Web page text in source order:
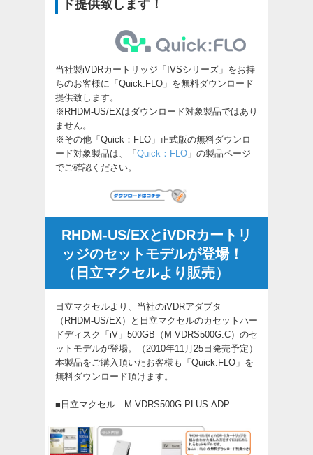
ド提供致します！
当社製iVDRカートリッジ「IVSシリーズ」をお持
ちのお客様に「Quick:FLO」を無料ダウンロード
提供致します。
※RHDM-US/EXはダウンロード対象製品ではあり
ません。
※その他「Quick：FLO」正式版の無料ダウンロ
ード対象製品は、「 Quick：FLO 」の製品ページ
でご確認ください。
RHDM-US/EXとiVDRカートリ
ッジのセットモデルが登場！
（日立マクセルより販売）
日立マクセルより、当社のiVDRアダプタ
（RHDM-US/EX）と日立マクセルのカセットハー
ドディスク「iV」500GB（M-VDRS500G.C）のセ
ットモデルが登場。（2010年11月25日発売予定）
本製品をご購入頂いたお客様も「Quick:FLO」を
無料ダウンロード頂けます。
■日立マクセル M-VDRS500G.PLUS.ADP